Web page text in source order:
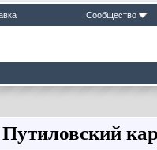
Сообщество
Путиловский